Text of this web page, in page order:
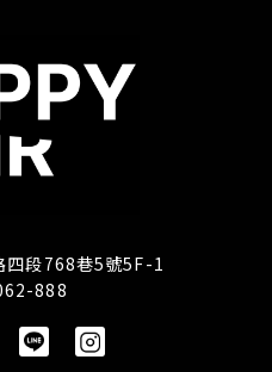
四段768巷5號5F-1
888